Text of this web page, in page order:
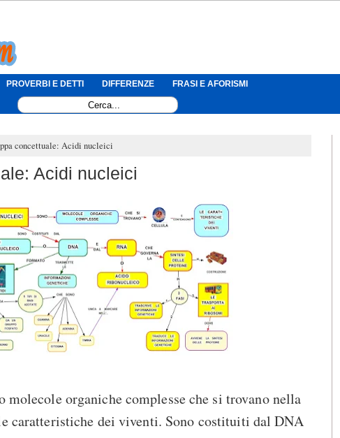
PROVERBI E DETTI DIFFERENZE FRASI E AFORISMI
concettuale: Acidi nucleici
Acidi nucleici
organiche complesse che si trovano nella
caratteristiche dei viventi. Sono costituiti dal DNA